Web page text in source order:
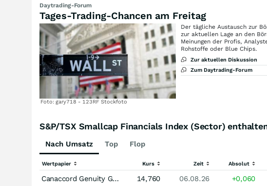
Daytrading-Forum
Tages-Trading-Chancen am Freitag
Foto: gary718 - 123RF Stockfoto
Der tägliche Austausch zur
zur aktuellen Lage an den
Meinungen der Profis,
Rohstoffe oder Blue Chips.
Zur aktuellen Diskussion
Zum Daytrading-Forum
S&P/TSX Smallcap Financials Index (Sector)
Nach Umsatz Top Flop
Wertpapier Kurs Zeit Absolut
Canaccord Genuity Group 14,760 06.08.26 +0,060